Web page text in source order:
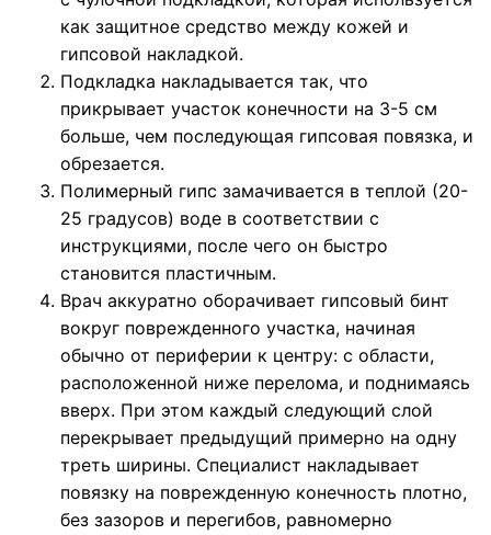
как защитное средство между кожей и
гипсовой накладкой.
Подкладка накладывается так, что
прикрывает участок конечности на 3-5 см
больше, чем последующая гипсовая повязка, и
обрезается.
Полимерный гипс замачивается в теплой (20-
25 градусов) воде в соответствии с
инструкциями, после чего он быстро
становится пластичным.
Врач аккуратно оборачивает гипсовый бинт
вокруг поврежденного участка, начиная
обычно от периферии к центру: с области,
расположенной ниже перелома, и поднимаясь
вверх. При этом каждый следующий слой
перекрывает предыдущий примерно на одну
треть ширины. Специалист накладывает
повязку на поврежденную конечность плотно,
без зазоров и перегибов, равномерно